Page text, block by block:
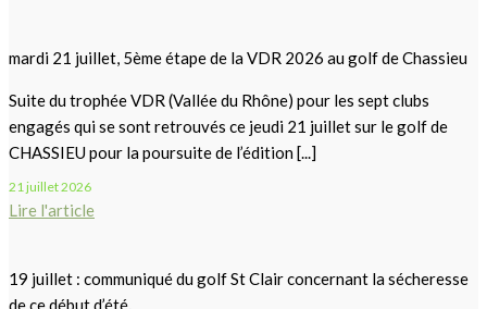
mardi 21 juillet, 5ème étape de la VDR 2026 au golf de Chassieu
Suite du trophée VDR (Vallée du Rhône) pour les sept clubs
engagés qui se sont retrouvés ce jeudi 21 juillet sur le golf de
CHASSIEU pour la poursuite de l’édition [...]
21 juillet 2026
Lire l'article
19 juillet : communiqué du golf St Clair concernant la sécheresse
de ce début d’été.